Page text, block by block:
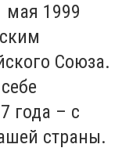
мая 1999
Союза.
года – с
страны.